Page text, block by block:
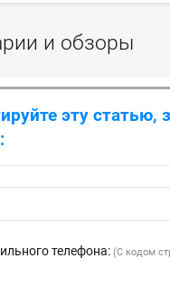
и обзоры
эту статью,
телефона: (С кодом